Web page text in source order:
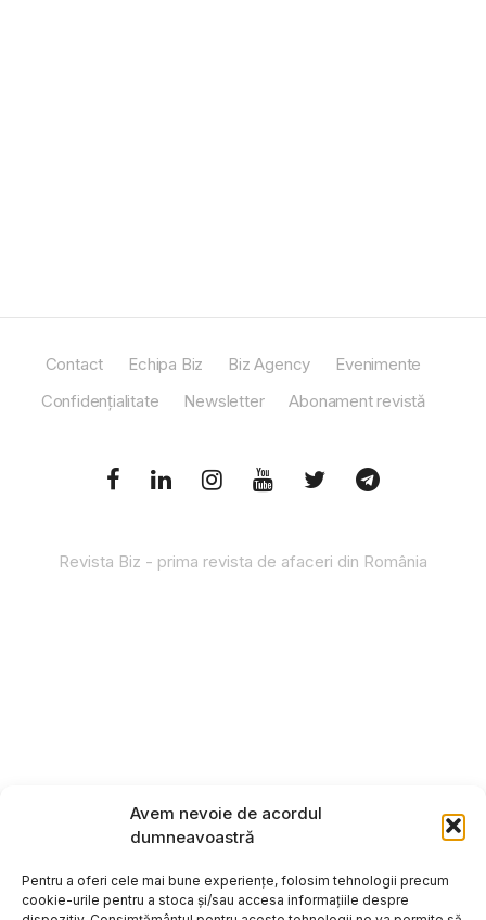
Avem nevoie de acordul
dumneavoastră
Pentru a oferi cele mai bune experiențe, folosim tehnologii precum
cookie-urile pentru a stoca și/sau accesa informațiile despre
Contact Echipa Biz Biz Agency
Evenimente
Confidențialitate
Newsletter Abonament revistă
Revista Biz - prima revista de afaceri din România